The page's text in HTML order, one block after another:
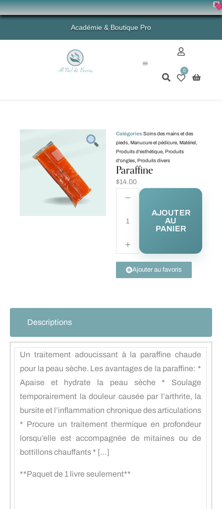
X
💗
Académie & Boutique Pro
0
Catégories Soins des mains et des
pieds Manucure et pédicure Matériel
Produits d'esthétique Produits
d'ongles Produits divers
Paraffine
$14.00
AJOUTER
AU
PANIER
Ajouter au favoris
Descriptions
Un traitement adoucissant à la paraffine chaude
pour la peau sèche. Les avantages de la paraffine: *
Apaise et hydrate la peau sèche * Soulage
temporairement la douleur causée par l’arthrite, la
bursite et l’inflammation chronique des articulations
* Procure un traitement thermique en profondeur
lorsqu’elle est accompagnée de mitaines ou de
bottillons chauffants * […]
**Paquet de 1 livre seulement**